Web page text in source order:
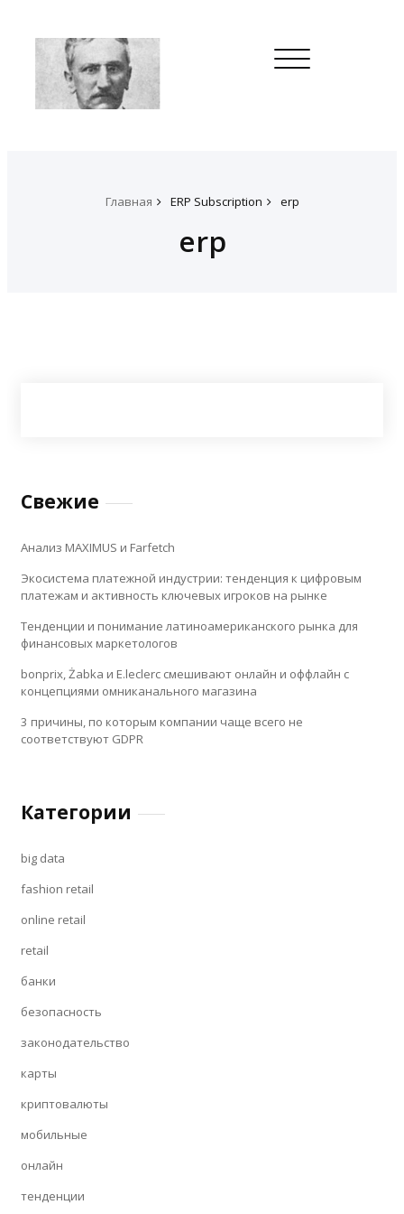
Toggle
navigation
Главная ERP Subscription erp
erp
Свежие
Анализ MAXIMUS и Farfetch
Экосистема платежной индустрии: тенденция к цифровым
платежам и активность ключевых игроков на рынке
Тенденции и понимание латиноамериканского рынка для
финансовых маркетологов
bonprix, Żabka и E.leclerc смешивают онлайн и оффлайн с
концепциями омниканального магазина
3 причины, по которым компании чаще всего не
соответствуют GDPR
Категории
big data
fashion retail
online retail
retail
банки
безопасность
законодательство
карты
криптовалюты
мобильные
онлайн
тенденции